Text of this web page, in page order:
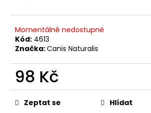
Momentálně nedostupné
Kód: 4613
Značka:Canis Naturalis
98 Kč
Měrná
cena:Zeptat se Hlídat
D
o
p